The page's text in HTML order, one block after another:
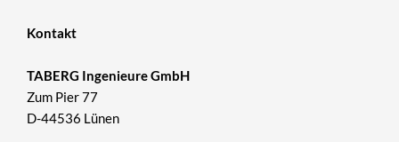
Kontakt
TABERG Ingenieure GmbH
Zum Pier 77
D-44536 Lünen